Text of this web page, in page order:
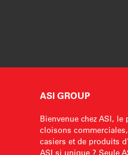
ASI GROUP
Bienvenue chez ASI,
cloisons
casiers et de produits
ASI si unique ? Seule